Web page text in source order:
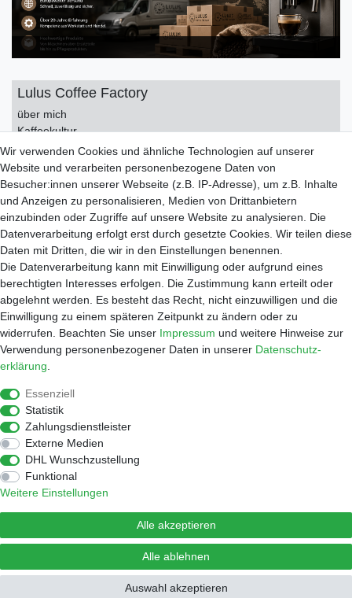
Lulus Coffee Factory
über mich
Kaffeekultur
Kontakt
Impressum
Datenschutzerklärung
AGB
Service
Zahlungsarten
Versand
Widerrufsrecht
Warenkorb
Händleranfragen
Werkstatt
Reparaturauftrag
Kaffee
Zubehör
Wasserfilter
Widerrufen
Wir verwenden Cookies und ähnliche Technologien auf unserer
Website und verarbeiten personenbezogene Daten von
Besucher:innen unserer Webseite (z.B. IP-Adresse), um z.B. Inhalte
und Anzeigen zu personalisieren, Medien von Drittanbietern
einzubinden oder Zugriffe auf unsere Website zu analysieren. Die
Datenverarbeitung erfolgt erst durch gesetzte Cookies. Wir teilen diese
Daten mit Dritten, die wir in den Einstellungen benennen.
Die Datenverarbeitung kann mit Einwilligung oder aufgrund eines
berechtigten Interesses erfolgen. Die Zustimmung kann erteilt oder
abgelehnt werden. Es besteht das Recht, nicht einzuwilligen und die
Einwilligung zu einem späteren Zeitpunkt zu ändern oder zu
widerrufen. Beachten Sie unser Impressum und weitere Hinweise zur
Verwendung personenbezogener Daten in unserer Daten­schutz­
erklärung
Essenziell
Statistik
Zahlungsdienstleister
Externe Medien
DHL Wunschzustellung
Funktional
Weitere Einstellungen
Alle akzeptieren
Alle ablehnen
Auswahl akzeptieren
Bei der Versandkostenberechnung kam es zu einem Fehler.